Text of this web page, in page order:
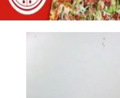
Noticias locales
7 agosto, 2017